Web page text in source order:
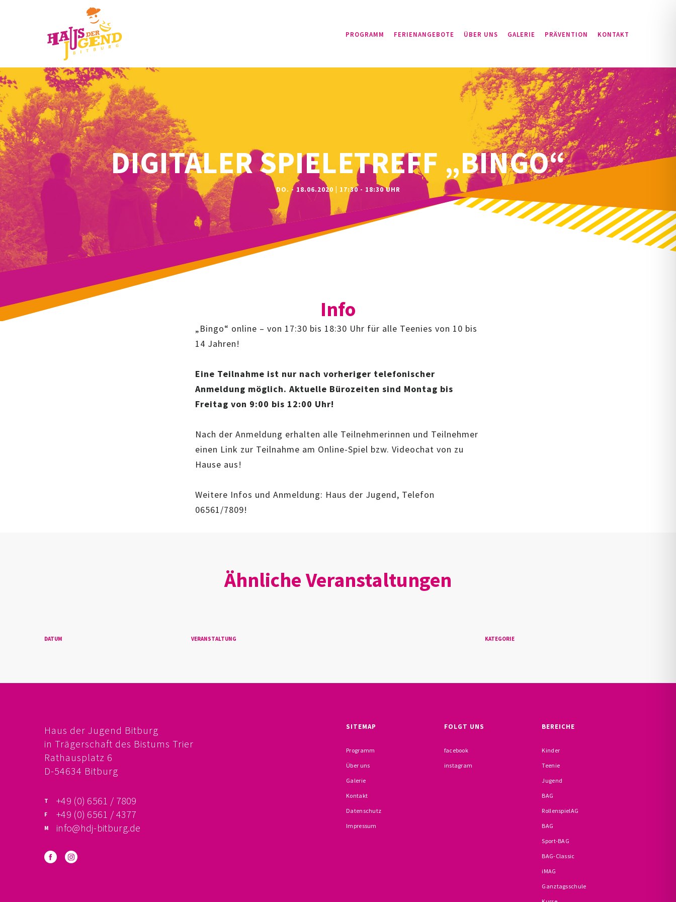
PROGRAMM FERIENANGEBOTE ÜBER UNS GALERIE PRÄVENTION KONTAKT
DIGITALER SPIELETREFF „BINGO“
DO. - 18.06.2020 | 17:30 - 18:30 UHR
Info
„Bingo“ online – von 17:30 bis 18:30 Uhr für alle Teenies von 10 bis
14 Jahren!
Eine Teilnahme ist nur nach vorheriger telefonischer
Anmeldung möglich. Aktuelle Bürozeiten sind Montag bis
Freitag von 9:00 bis 12:00 Uhr!
Nach der Anmeldung erhalten alle Teilnehmerinnen und Teilnehmer
einen Link zur Teilnahme am Online-Spiel bzw. Videochat von zu
Hause aus!
Weitere Infos und Anmeldung: Haus der Jugend, Telefon
06561/7809!
Ähnliche Veranstaltungen
DATUM VERANSTALTUNG KATEGORIE
Haus der Jugend Bitburg
in Trägerschaft des Bistums Trier
Rathausplatz 6
D-54634 Bitburg
+49 (0) 6561 / 7809
+49 (0) 6561 / 4377
info@hdj-bitburg.de
SITEMAP
Programm
Über uns
Galerie
Kontakt
Datenschutz
Impressum
FOLGT UNS
facebook
instagram
BEREICHE
Kinder
Teenie
Jugend
BAG
RollenspielAG
BAG
Sport-BAG
BAG-Classic
iMAG
Ganztagsschule